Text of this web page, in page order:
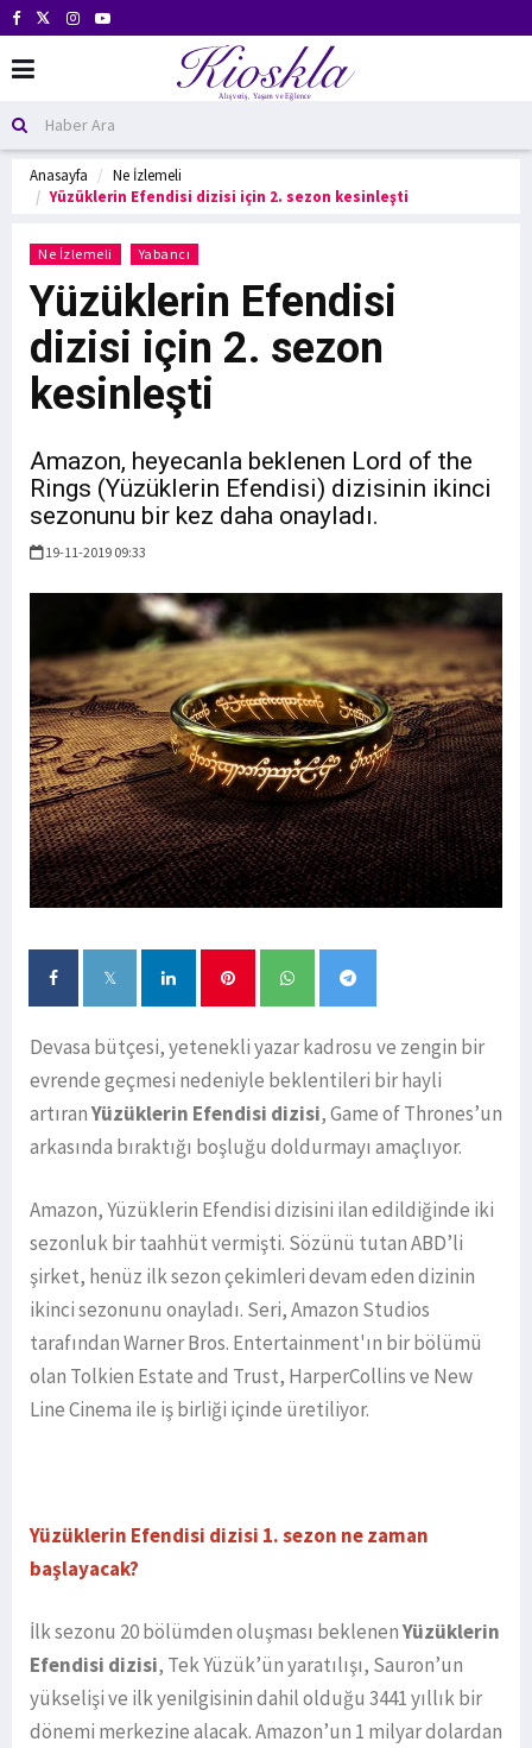
Anasayfa
Ne İzlemeli
Yüzüklerin Efendisi dizisi için 2. sezon kesinleşti
Ne İzlemeli Yabancı
Yüzüklerin Efendisi
dizisi için 2. sezon
kesinleşti
Amazon, heyecanla beklenen Lord of the
Rings (Yüzüklerin Efendisi) dizisinin ikinci
sezonunu bir kez daha onayladı.
19-11-2019 09:33
Devasa bütçesi, yetenekli yazar kadrosu ve zengin bir
evrende geçmesi nedeniyle beklentileri bir hayli
artıranYüzüklerin Efendisi dizisi, Game of Thrones’un
arkasında bıraktığı boşluğu doldurmayı amaçlıyor.
Amazon, Yüzüklerin Efendisi dizisini ilan edildiğinde iki
sezonluk bir taahhüt vermişti. Sözünü tutan ABD’li
şirket, henüz ilk sezon çekimleri devam eden dizinin
ikinci sezonunu onayladı. Seri, Amazon Studios
tarafından Warner Bros. Entertainment'ın bir bölümü
olan Tolkien Estate and Trust, HarperCollins ve New
Line Cinema ile iş birliği içinde üretiliyor.
Yüzüklerin Efendisi dizisi 1. sezon ne zaman
başlayacak?
İlk sezonu 20 bölümden oluşması beklenenYüzüklerin
Efendisi dizisi, Tek Yüzük’ün yaratılışı, Sauron’un
yükselişi ve ilk yenilgisinin dahil olduğu 3441 yıllık bir
dönemi merkezine alacak. Amazon’un 1 milyar dolardan